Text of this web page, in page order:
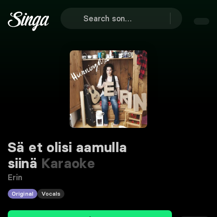
Sä et olisi aamulla
siinä Karaoke
Erin
Original Vocals